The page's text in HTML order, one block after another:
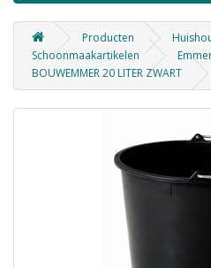
Producten
Schoonmaakartikelen
BOUWEMMER 20 LITER ZWART